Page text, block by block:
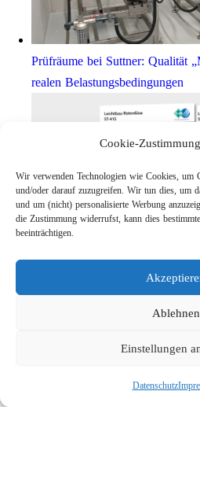
Cookie-
Wir verwenden Technologien wie Cookies, um
und/oder darauf zuzugreifen. Wir tun dies, um
und um (nicht) personalisierte Werbung
die Zustimmung widerrufst, kann dies
beeinträchtigen.
Ablehnen
Einstellungen
Datenschutz
Prüfräume bei Suttner: Qualität
realen Belastungsbedingungen
Links
Suche